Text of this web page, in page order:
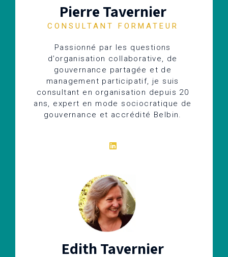
Pierre Tavernier
CONSULTANT FORMATEUR
Passionné par les questions
d’organisation collaborative, de
gouvernance partagée et de
management participatif, je suis
consultant en organisation depuis 20
ans, expert en mode sociocratique de
gouvernance et accrédité Belbin.
Edith Tavernier